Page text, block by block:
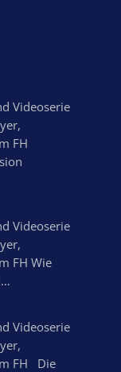
Videoserie
FH
Videoserie
FH Wie
Videoserie
FH Die